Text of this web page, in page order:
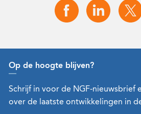
Op de hoogte blijven?
Schrijf in voor de NGF-nieuwsbrief
over de laatste ontwikkelingen in